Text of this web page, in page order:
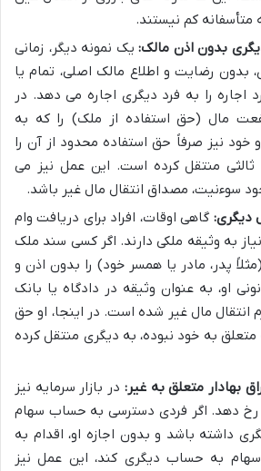
کم نیستند.
بدون اذن مالک: یک نمونه دیگر، زمانی
رضایت و اطلاع مالک اصلی، تمام یا
اجاره را به فرد دیگری اجاره می دهد. در
مال (حق استفاده از ملک) را که به
خود نیز صرفاً حق استفاده محدود از آن را
منتقل کرده است. این عمل نیز می
سوءنیت، مصداق انتقال مال غیر باشد.
دیگری: گاهی اوقات، افراد برای دریافت وام
نیاز به وثیقه ملکی دارند. اگر کسی سند ملک
پدر، مادر یا همسر خود) را بدون اذن و
او، به عنوان وثیقه در دادگاه یا بانک
انتقال مال غیر شده است. در اینجا، او حق
متعلق به خود نبوده، به دیگری منتقل کرده
بهادار متعلق به غیر: در بازار سرمایه نیز
رخ دهد. اگر فردی دسترسی به حساب سهام
داشته باشد و بدون اجازه او، اقدام به
به حساب دیگری کند، این عمل نیز